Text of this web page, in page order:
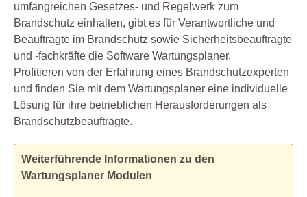
umfangreichen Gesetzes- und Regelwerk zum
Brandschutz einhalten, gibt es für Verantwortliche und
Beauftragte im Brandschutz sowie Sicherheitsbeauftragte
und -fachkräfte die Software Wartungsplaner.
Profitieren von der Erfahrung eines Brandschutzexperten
und finden Sie mit dem Wartungsplaner eine individuelle
Lösung für ihre betrieblichen Herausforderungen als
Brandschutzbeauftragte.
Weiterführende Informationen zu den
Wartungsplaner Modulen